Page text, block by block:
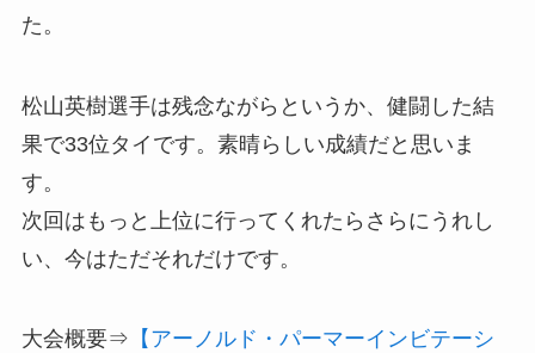
た。
松山英樹選手は残念ながらというか、 健闘した結
果で33位タイ です。素晴らしい成績だと思いま
す。
次回はもっと上位に行ってくれたらさらにうれし
い、今はただそれだけです。
大会概要⇒ 【アーノルド・パーマーインビテーシ